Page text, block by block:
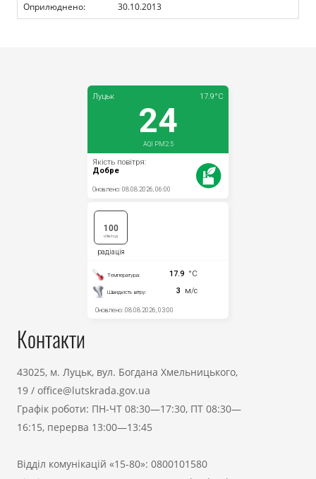
Оприлюднено:
30.10.2013
Контакти
43025, м. Луцьк, вул. Богдана Хмельницького,
19 / office@lutskrada.gov.ua
Графік роботи: ПН-ЧТ 08:30—17:30, ПТ 08:30—
16:15, перерва 13:00—13:45
Відділ комунікацій «15-80»: 0800101580